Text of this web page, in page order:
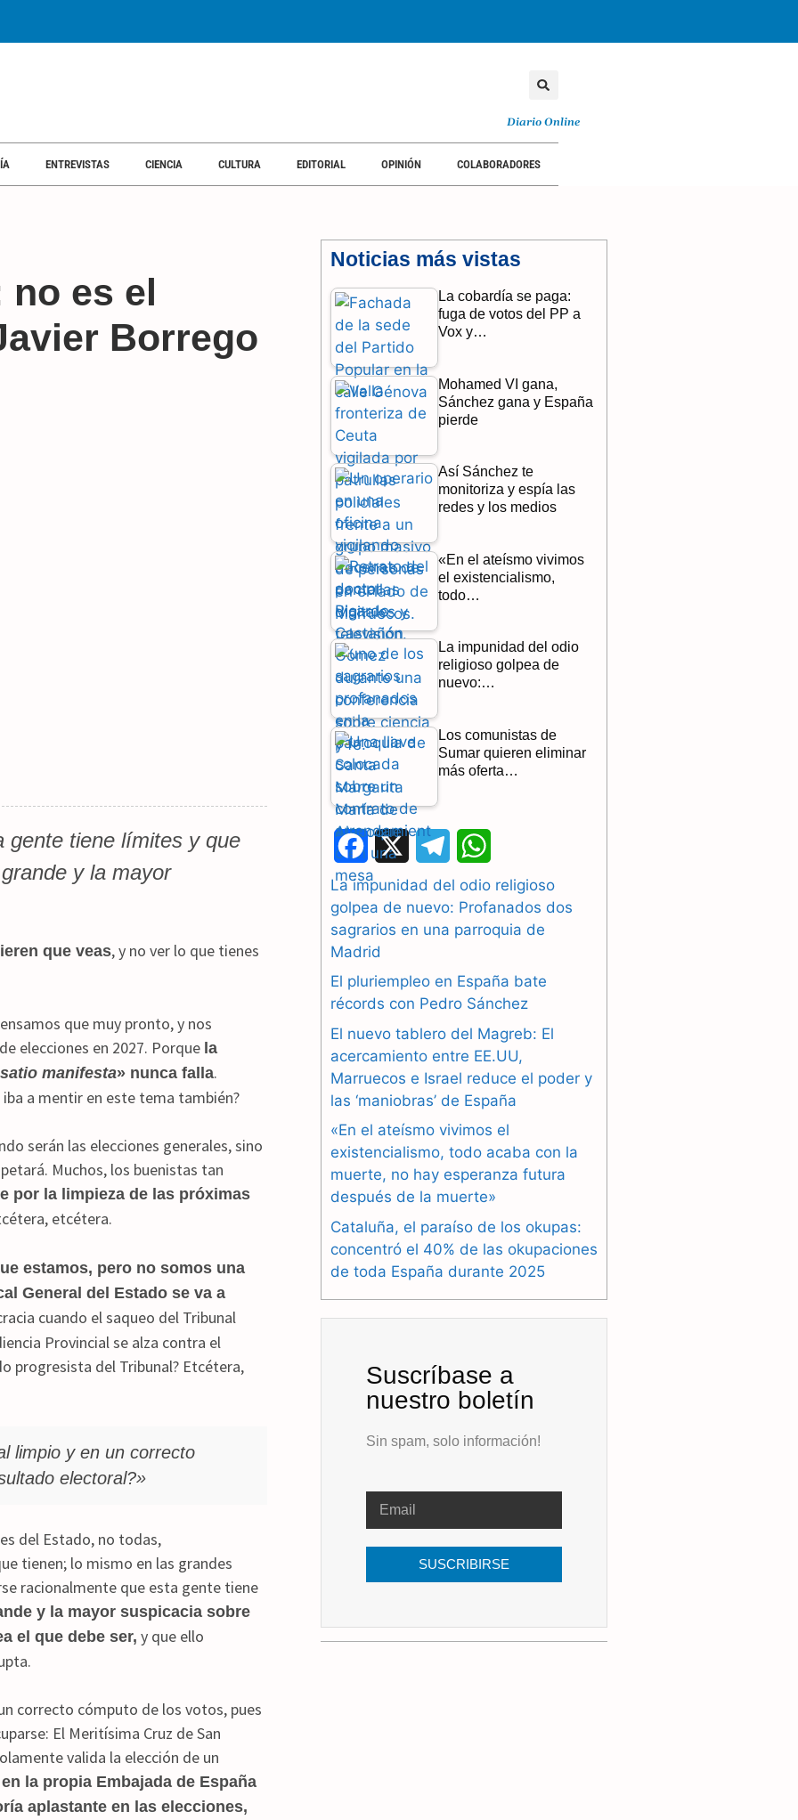
Diario Online
ENTREVISTAS CIENCIA CULTURA EDITORIAL OPINIÓN COLABORADORES
no es el
Borrego
gente tiene límites y que
y la mayor
que veas, y no ver lo que tienes
que muy pronto, y nos
elecciones en 2027. Porque la
manifesta» nunca falla.
a mentir en este tema también?
serán las elecciones generales, sino
Muchos, los buenistas tan
por la limpieza de las próximas
etcétera.
estamos, pero no somos una
General del Estado se va a
cuando el saqueo del Tribunal
Provincial se alza contra el
progresista del Tribunal? Etcétera,
limpio y en un correcto
electoral?»
del Estado, no todas,
tienen; lo mismo en las grandes
racionalmente que esta gente tiene
y la mayor suspicacia sobre
el que debe ser, y que ello
correcto cómputo de los votos, pues
El Meritísima Cruz de San
valida la elección de un
la propia Embajada de España
aplastante en las elecciones,
Noticias más vistas
La cobardía se paga:
fuga de votos del PP a
Vox y…
Mohamed VI gana,
Sánchez gana y España
pierde
Así Sánchez te
monitoriza y espía las
redes y los medios
«En el ateísmo vivimos
el existencialismo,
todo…
La impunidad del odio
religioso golpea de
nuevo:…
Los comunistas de
Sumar quieren eliminar
más oferta…
F
a
c
e
b
o
o
k
e
l
g
r
a
m
h
a
s
A
p
p
La impunidad del odio religioso
golpea de nuevo: Profanados dos
sagrarios en una parroquia de
Madrid
El pluriempleo en España bate
récords con Pedro Sánchez
El nuevo tablero del Magreb: El
acercamiento entre EE.UU,
Marruecos e Israel reduce el poder y
las ‘maniobras’ de España
«En el ateísmo vivimos el
existencialismo, todo acaba con la
muerte, no hay esperanza futura
después de la muerte»
Cataluña, el paraíso de los okupas:
concentró el 40% de las okupaciones
de toda España durante 2025
Suscríbase a
nuestro boletín
Sin spam, solo información!
SUSCRIBIRSE